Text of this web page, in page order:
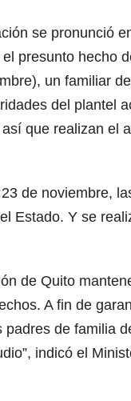
se pronunció
presunto hecho
un familiar
del plantel
que realizan el
de noviembre,
Estado. Y se
de Quito
A fin de
de familia
indicó el